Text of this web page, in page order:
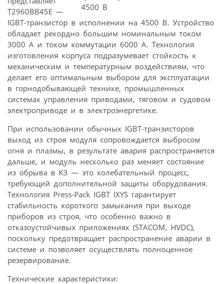
T2960BB45E —
IGBT-транзистор в исполнении на 4500 В. Устройство
обладает рекордно большим номинальным током
3000 А и током коммутации 6000 А. Технология
изготовления корпуса подразумевает стойкость к
механическим и температурным воздействиям, что
делает его оптимальным выбором для эксплуатации
в горнодобывающей технике, промышленных
системах управления приводами, тяговом и судовом
электроприводе и в электроэнергетике.
При использовании обычных IGBT-транзисторов
выход из строя модуля сопровождается выбросом
огня и плазмы, в результате авария распространяется
дальше, и модуль несколько раз меняет состояние
из обрыва в КЗ — это колебательный процесс,
требующий дополнительной защиты оборудования.
Технология Press-Pack IGBT IXYS гарантирует
стабильность короткого замыкания при выходе
приборов из строя, что особенно важно в
отказоустойчивых приложениях (STACOM, HVDC),
поскольку предотвращает распространение аварии в
системе и позволяет осуществлять полноценное
резервирование.
Технические характеристики: